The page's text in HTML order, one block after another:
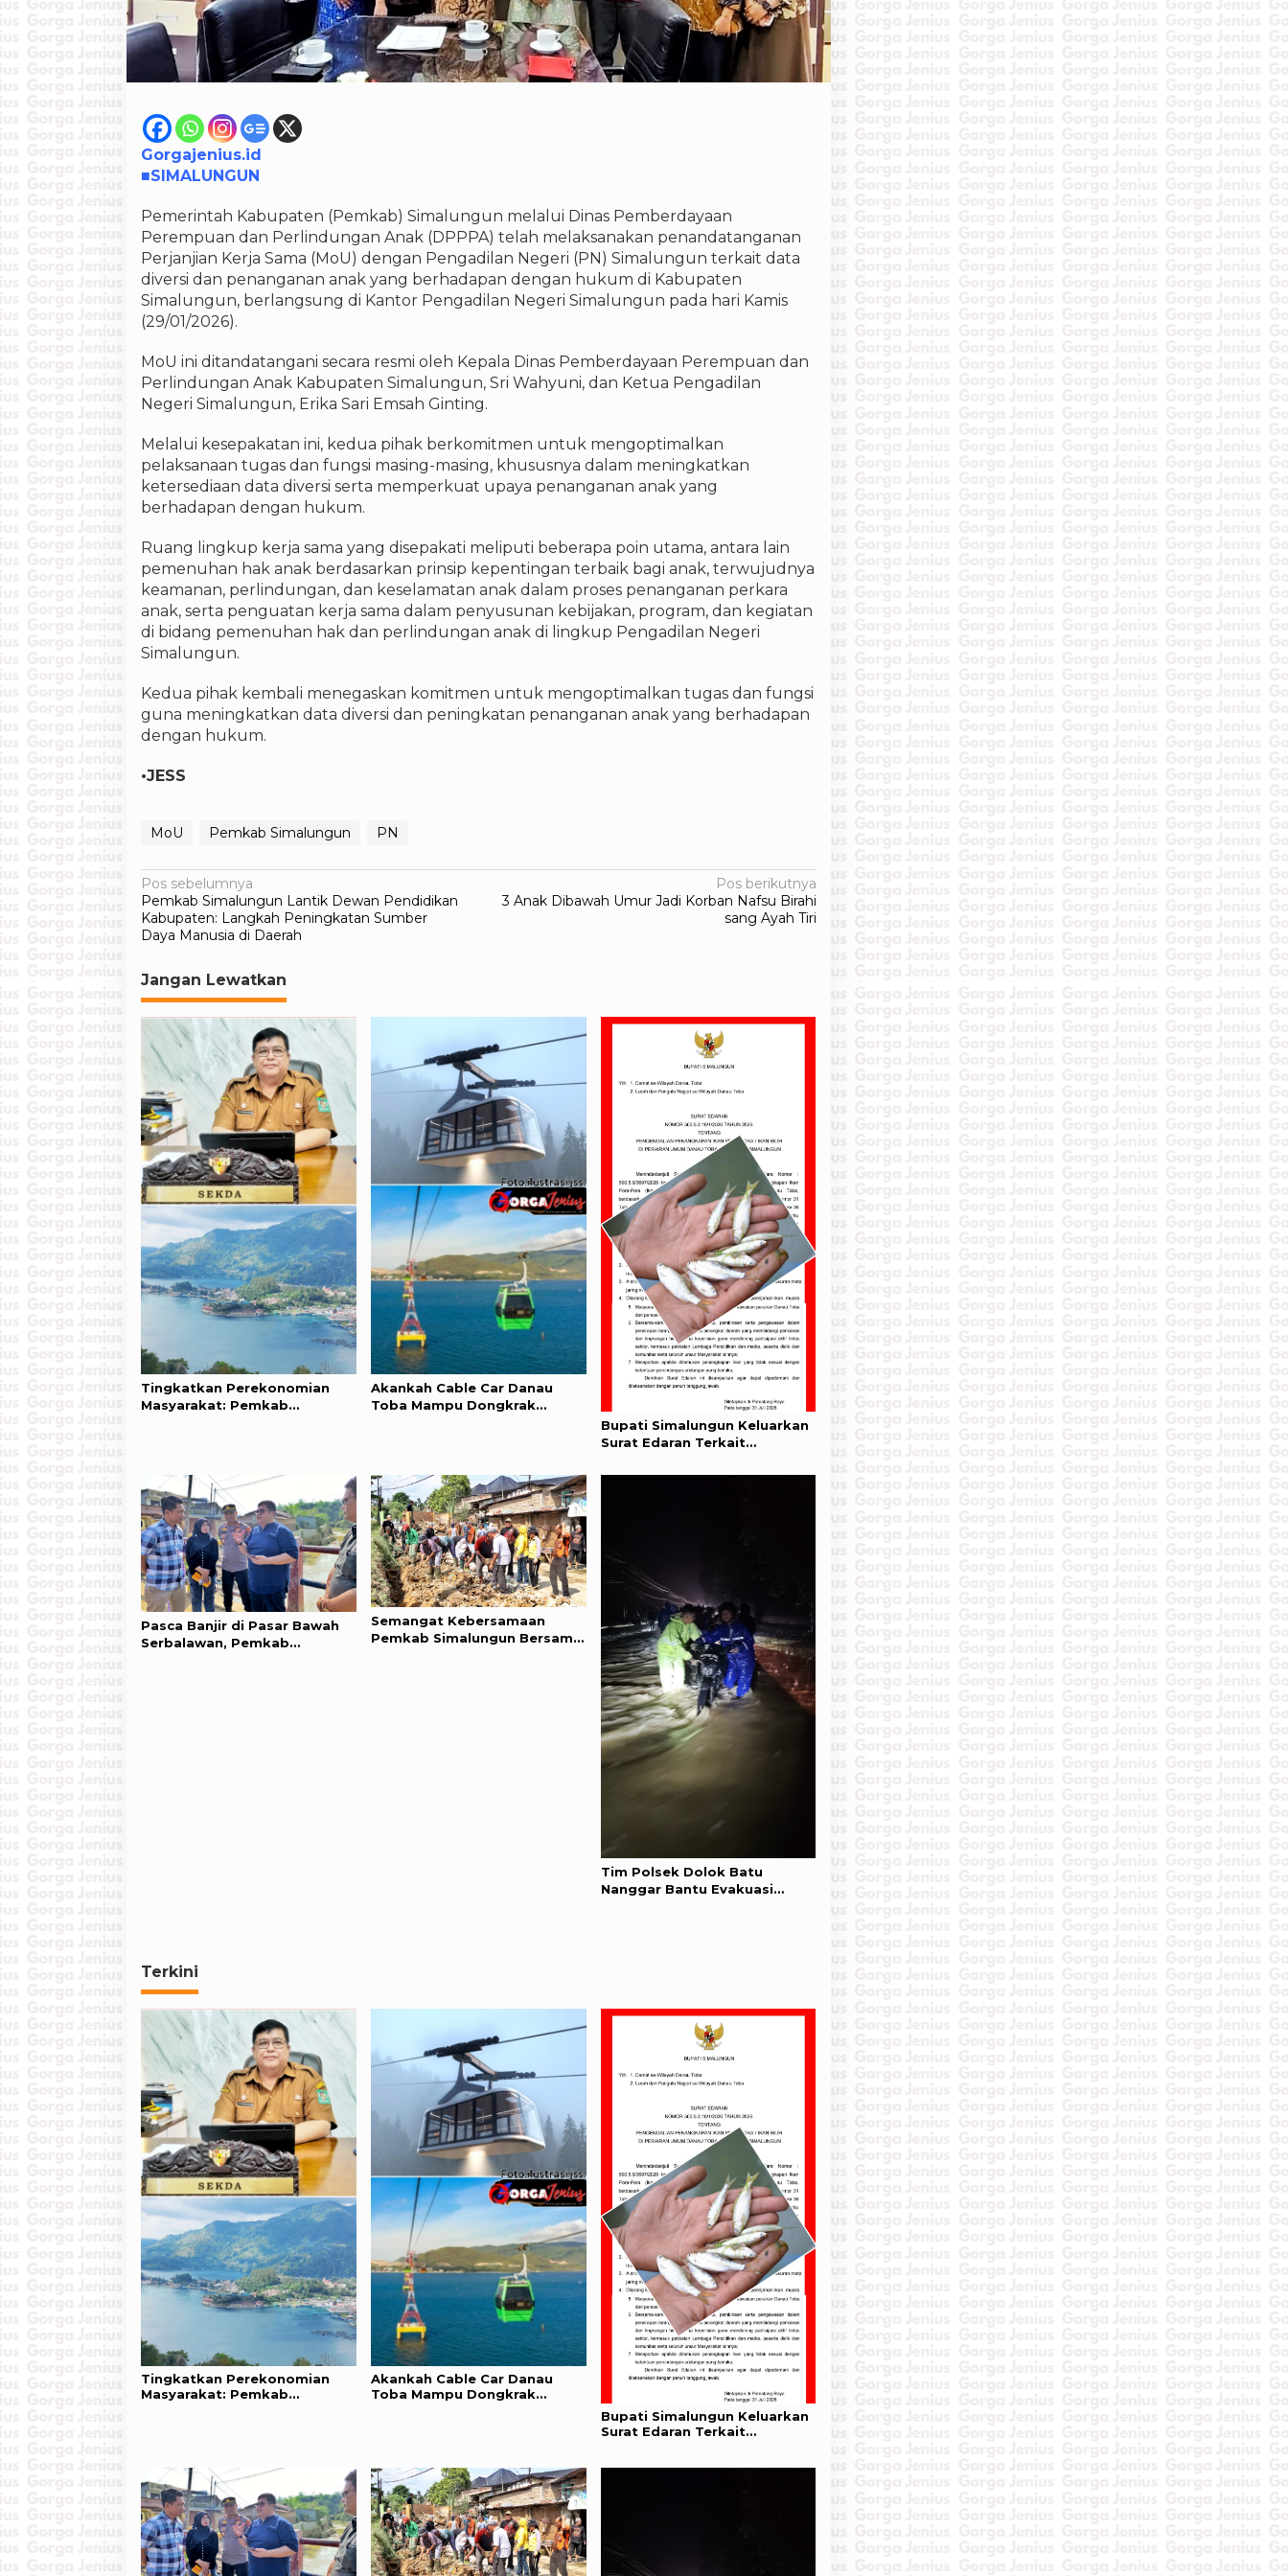
Gorgajenius.id
■SIMALUNGUN
Pemerintah Kabupaten (Pemkab) Simalungun melalui Dinas Pemberdayaan
Perempuan dan Perlindungan Anak (DPPPA) telah melaksanakan penandatanganan
Perjanjian Kerja Sama (MoU) dengan Pengadilan Negeri (PN) Simalungun terkait data
diversi dan penanganan anak yang berhadapan dengan hukum di Kabupaten
Simalungun, berlangsung di Kantor Pengadilan Negeri Simalungun pada hari Kamis
(29/01/2026).
MoU ini ditandatangani secara resmi oleh Kepala Dinas Pemberdayaan Perempuan dan
Perlindungan Anak Kabupaten Simalungun, Sri Wahyuni, dan Ketua Pengadilan
Negeri Simalungun, Erika Sari Emsah Ginting.
Melalui kesepakatan ini, kedua pihak berkomitmen untuk mengoptimalkan
pelaksanaan tugas dan fungsi masing-masing, khususnya dalam meningkatkan
ketersediaan data diversi serta memperkuat upaya penanganan anak yang
berhadapan dengan hukum.
Ruang lingkup kerja sama yang disepakati meliputi beberapa poin utama, antara lain
pemenuhan hak anak berdasarkan prinsip kepentingan terbaik bagi anak, terwujudnya
keamanan, perlindungan, dan keselamatan anak dalam proses penanganan perkara
anak, serta penguatan kerja sama dalam penyusunan kebijakan, program, dan kegiatan
di bidang pemenuhan hak dan perlindungan anak di lingkup Pengadilan Negeri
Simalungun.
Kedua pihak kembali menegaskan komitmen untuk mengoptimalkan tugas dan fungsi
guna meningkatkan data diversi dan peningkatan penanganan anak yang berhadapan
dengan hukum.
•JESS
MoU Pemkab Simalungun PN
Navigasi
pos
Pos sebelumnya
Pemkab Simalungun Lantik Dewan Pendidikan
Kabupaten: Langkah Peningkatan Sumber
Daya Manusia di Daerah
Pos berikutnya
3 Anak Dibawah Umur Jadi Korban Nafsu Birahi
sang Ayah Tiri
Jangan Lewatkan
Tingkatkan Perekonomian
Masyarakat: Pemkab
Akankah Cable Car Danau
Toba Mampu Dongkrak
Bupati Simalungun Keluarkan
Surat Edaran Terkait
Ikan Porapora di Perairan
Pasca Banjir di Pasar Bawah
Serbalawan, Pemkab
Semangat Kebersamaan
Pemkab Simalungun Bersama
Tim Polsek Dolok Batu
Nanggar Bantu Evakuasi
Terkini
Tingkatkan Perekonomian
Masyarakat: Pemkab
Akankah Cable Car Danau
Toba Mampu Dongkrak
Bupati Simalungun Keluarkan
Surat Edaran Terkait